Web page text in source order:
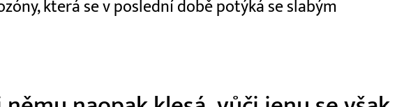
která se v poslední době potýká se slabým